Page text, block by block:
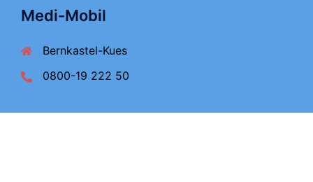
Medi-Mobil
Bernkastel-Kues
0800-19 222 50